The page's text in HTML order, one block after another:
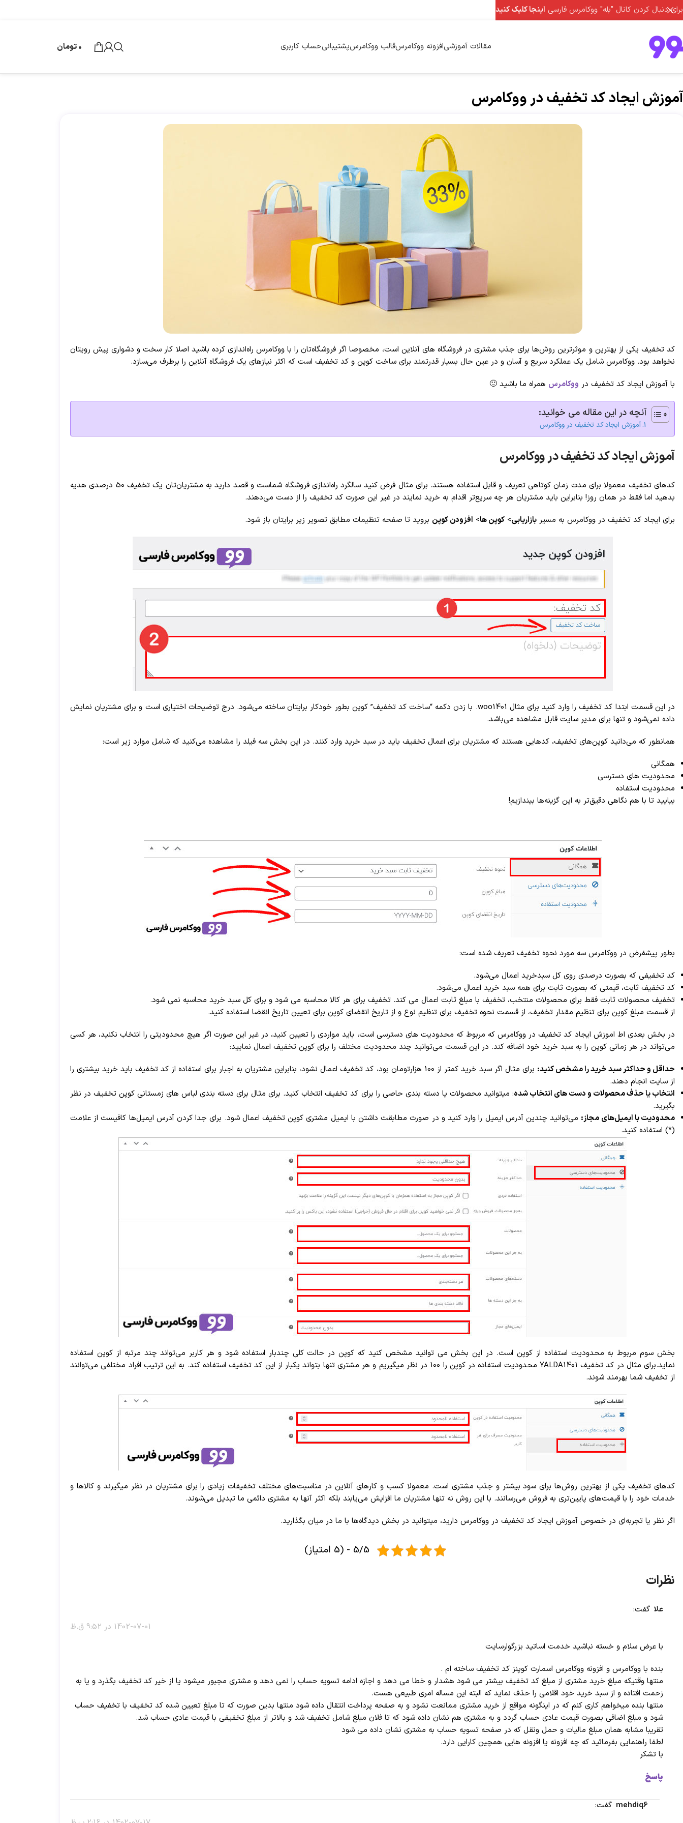
مقالات آموزشیافزونه ووکامرسقالب ووکامرسپشتیبانیحساب کاربری 0تومان
آموزش ایجاد کد تخفیف در ووکامرس
کد تخفیف یکی از بهترین و موثرترین روش‌ها برای جذب مشتری در فروشگاه های آنلاین است، مخصوصا اگر فروشگاه‌تان را با ووکامرس راه‌اندازی کرده باشید اصلا کار سخت و دشواری پیش رویتان
نخواهد بود. ووکامرس شامل یک عملکرد سریع و آسان و در عین حال بسیار قدرتمند برای ساخت کوپن و کد تخفیف است که اکثر نیازهای یک فروشگاه آنلاین را برطرف می‌سازد.
با آموزش ایجاد کد تخفیف در ووکامرس همراه ما باشید 🙂
آنچه در این مقاله می خوانید:
آموزش ایجاد کد تخفیف در ووکامرس
آموزش ایجاد کد تخفیف در ووکامرس
کدهای تخفیف معمولا برای مدت زمان کوتاهی تعریف و قابل استفاده هستند. برای مثال فرض کنید سالگرد راه‌اندازی فروشگاه شماست و قصد دارید به مشتریان‌تان یک تخفیف 50 درصدی هدیه
بدهید اما فقط در همان روز! بنابراین باید مشتریان هر چه سریع‌تر اقدام به خرید نمایند در غیر این صورت کد تخفیف را از دست می‌دهند.
برای ایجاد کد تخفیف در ووکامرس به مسیر بازاریابی> کوپن ها> افزودن کوپن بروید تا صفحه تنظیمات مطابق تصویر زیر برایتان باز شود.
در این قسمت ابتدا کد تخفیف را وارد کنید برای مثال woo1401. با زدن دکمه “ساخت کد تخفیف” کوپن بطور خودکار برایتان ساخته می‌شود. درج توضیحات اختیاری است و برای مشتریان نمایش
داده نمی‌شود و تنها برای مدیر سایت قابل مشاهده می‌باشد.
همانطور که می‌دانید کوپن‌های تخفیف، کدهایی هستند که مشتریان برای اعمال تخفیف باید در سبد خرید وارد کنند. در این بخش سه فیلد را مشاهده می‌کنید که شامل موارد زیر است:
همگانی
محدودیت های دسترسی
محدودیت استفاده
بیایید تا با هم نگاهی دقیق‌تر به این گزینه‌ها بیندازیم!
بطور پیشفرض در ووکامرس سه مورد نحوه تخفیف تعریف شده است:
کد تخفیفی که بصورت درصدی روی کل سبدخرید اعمال می‌شود.
کد تخفیف ثابت، قیمتی که بصورت ثابت برای همه سبد خرید اعمال می‌شود.
تخفیف محصولات ثابت فقط برای محصولات منتخب، تخفیف با مبلغ ثابت اعمال می کند. تخفیف برای هر کالا محاسبه می شود و برای کل سبد خرید محاسبه نمی شود.
از قسمت مبلغ کوپن برای تنظیم مقدار تخفیف، از قسمت نحوه تخفیف برای تنظیم نوع و از تاریخ انقضای کوپن برای تعیین تاریخ انقضا استفاده کنید.
در بخش بعدی اط اموزش ایجاد کد تخفیف در ووکامرس که مربوط که محدودیت های دسترسی است، باید مواردی را تعیین کنید، در غیر این صورت اگر هیچ محدودیتی را انتخاب نکنید، هر کسی
می‌تواند در هر زمانی کوپن را به سبد خرید خود اضافه کند. در این قسمت می‌توانید چند محدودیت مختلف را برای کوپن تخفیف اعمال نمایید:
حداقل و حداکثر سبد خرید را مشخص کنید:
برای مثال اگر سبد خرید کمتر از 100 هزارتومان بود، کد تخفیف اعمال نشود، بنابراین مشتریان به اجبار برای استفاده از کد تخفیف باید خرید بیشتری را
از سایت انجام دهند.
انتخاب یا حذف محصولات و دست های انتخاب شده: میتوانید محصولات یا دسته بندی حاصی را برای کد تخفیف انتخاب کنید. برای مثال برای دسته بندی لباس های زمستانی کوپن تخفیف در نظر
بگیرید.
محدودیت با ایمیل‌های مجاز: می‌توانید چندین آدرس ایمیل را وارد کنید و در صورت مطابقت داشتن با ایمیل مشتری کوپن تخفیف اعمال شود. برای جدا کردن آدرس ایمیل‌ها کافیست از علامت
(*) استفاده کنید.
بخش سوم مربوط به محدودیت استفاده از کوپن است. در این بخش می توانید مشخص کنید که کوپن در حالت کلی چندبار استفاده شود و هر کاربر می‌تواند چند مرتبه از کوپن استفاده
نماید.برای مثال در کد تخفیف YALDA1401 محدودیت استفاده در کوپن را 100 در نظر میگیریم و هر مشتری تنها بتواند یکبار از این کد تخفیف استفاده کند. به این ترتیب افراد مختلفی می‌توانند
از تخفیف شما بهرمند شوند.
کدهای تخفیف یکی از بهترین روش‌ها برای سود بیشتر و جذب مشتری است. معمولا کسب و کارهای آنلاین در مناسبت‌های مختلف تخفیفات زیادی را برای مشتریان در نظر میگیرند و کالاها و
خدمات خود را با قیمت‌های پایین‌تری به فروش می‌رسانند. با این روش نه تنها مشتریان ما افزایش می‌یابند بلکه اکثر آنها به مشتری دائمی ما تبدیل می‌شوند.
اگر نظر یا تجربه‌ای در خصوص آموزش ایجاد کد تخفیف در ووکامرس دارید، میتوانید در بخش دیدگاه‌ها با ما در میان بگذارید.
5/5 - (5 امتیاز)
علا گفت:
1402-07-01 در 9:52 ق.ظ
با عرض سلام و خسته نباشید خدمت اساتید بزرگوارسایت
بنده با ووکامرس و افزونه ووکامرس اسمارت کوپنز کد تخفیف ساخته ام .
منتها وقتیکه مبلغ خرید مشتری از مبلغ کد تخفیف بیشتر می شود هشدار و خطا می دهد و اجازه ادامه تسویه حساب را نمی دهد و مشتری مجبور میشود یا از خیر کد تخفیف بگذرد و یا به
زحمت افتاده و از سبد خرید خود اقلامی را حذف نماید که البته این مساله امری طبیعی هست.
منتها بنده میخواهم کاری کنم که در اینگونه مواقع از خرید مشتری ممانعت نشود و به صفحه پرداخت انتقال داده شود منتها بدین صورت که تا مبلغ تعیین شده کد تخفیف با تخفیف حساب
شود و مبلغ اضافی بصورت قیمت عادی حساب گردد و به مشتری هم نشان داده شود که تا فلان مبلغ شامل تخفیف شد و بالاتر از مبلغ تخفیفی با قیمت عادی حساب شد.
تقریبا مشابه همان مبلغ مالیات و حمل ونقل که در صفحه تسویه حساب به مشتری نشان داده می شود
لطفا راهنمایی بفرمائید که چه افزونه یا افزونه هایی همچین کارایی دارد.
با تشکر
پاسخ
mehdiq6
گفت:
برای دنبال کردن کانال "بله" ووکامرس فارسی اینجا کلیک کنید